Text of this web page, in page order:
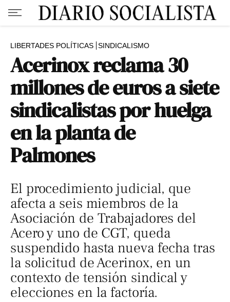
LIBERTADES POLÍTICAS SINDICALISMO
Acerinox reclama 30
millones de euros a siete
sindicalistas por huelga
en la planta de
Palmones
El procedimiento judicial, que
afecta a seis miembros de la
Asociación de Trabajadores del
Acero y uno de CGT, queda
suspendido hasta nueva fecha tras
la solicitud de Acerinox, en un
contexto de tensión sindical y
elecciones en la factoría.